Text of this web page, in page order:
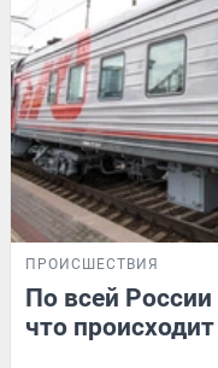
ПРОИСШЕСТВИЯ
По всей
что происходит